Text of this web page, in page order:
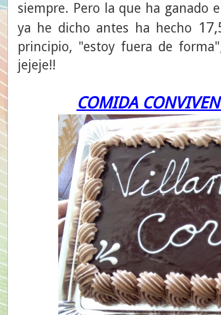
siempre. Pero la que ha ganado
ya he dicho antes ha hecho
principio, "estoy fuera de
jejeje!!
COMIDA